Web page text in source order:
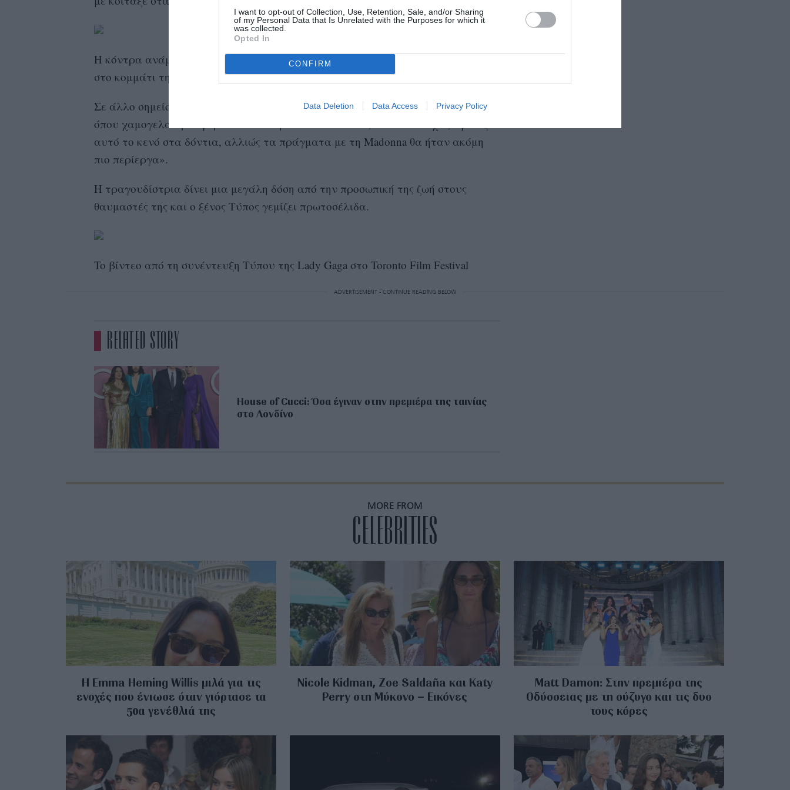
I want to opt-out of Collection, Use, Retention, Sale, and/or Sharing
of my Personal Data that Is Unrelated with the Purposes for which it
was collected.
Opted In
CONFIRM
Data Deletion Data Access Privacy Policy
Η κόντρα ανάμεσά τους ξέσπασε όταν βγήκε η φήμη ότι η Lady Gaga μιμήθηκε
στο κομμάτι της Born This Way, το 2011 την Μαντόνα στο Express Yourself.
Σε άλλο σημείο του ντοκιμαντέρ, κοιτάζοντας μια παιδική φωτογραφία της
όπου χαμογελά πριν φορέσει τα σιδεράκια στα δόντια, λέει: «Ευτυχώς έφτιαξα
αυτό το κενό στα δόντια, αλλιώς τα πράγματα με τη Madonna θα ήταν ακόμη
πιο περίεργα».
Η τραγουδίστρια δίνει μια μεγάλη δόση από την προσωπική της ζωή στους
θαυμαστές της και ο ξένος Τύπος γεμίζει πρωτοσέλιδα.
To βίντεο από τη συνέντευξη Τύπου της Lady Gaga στο Toronto Film Festival
ADVERTISEMENT - CONTINUE READING BELOW
RELATED STORY
House of Cucci: Όσα έγιναν στην πρεμιέρα της ταινίας
στο Λονδίνο
MORE FROM
CELEBRITIES
H Emma Heming Willis μιλά για τις
ενοχές που ένιωσε όταν γιόρτασε τα
50α γενέθλιά της
Nicole Kidman, Zoe Saldaña και Katy
Perry στη Μύκονο – Εικόνες
Matt Damon: Στην πρεμιέρα της
Οδύσσειας με τη σύζυγο και τις δυο
τους κόρες